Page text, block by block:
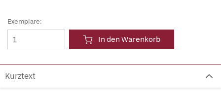
Exemplare:
In den Warenkorb
Kurztext